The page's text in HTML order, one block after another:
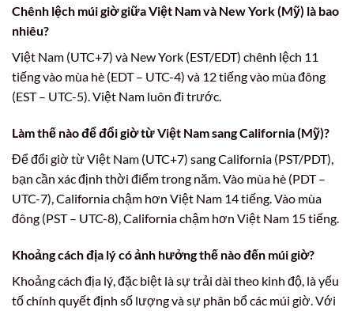
Chênh lệch múi giờ giữa Việt Nam và New York (Mỹ) là bao
nhiêu?
Việt Nam (UTC+7) và New York (EST/EDT) chênh lệch 11
tiếng vào mùa hè (EDT – UTC-4) và 12 tiếng vào mùa đông
(EST – UTC-5). Việt Nam luôn đi trước.
Làm thế nào để đổi giờ từ Việt Nam sang California (Mỹ)?
Để đổi giờ từ Việt Nam (UTC+7) sang California (PST/PDT),
bạn cần xác định thời điểm trong năm. Vào mùa hè (PDT –
UTC-7), California chậm hơn Việt Nam 14 tiếng. Vào mùa
đông (PST – UTC-8), California chậm hơn Việt Nam 15 tiếng.
Khoảng cách địa lý có ảnh hưởng thế nào đến múi giờ?
Khoảng cách địa lý, đặc biệt là sự trải dài theo kinh độ, là yếu
tố chính quyết định số lượng và sự phân bổ các múi giờ. Với